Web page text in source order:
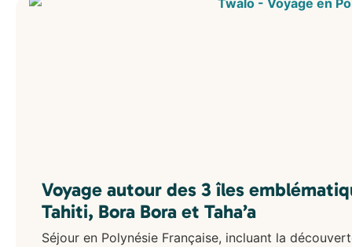
Voyage autour des 3 îles
Tahiti, Bora Bora et Taha’a
Séjour en Polynésie Française, incluant la